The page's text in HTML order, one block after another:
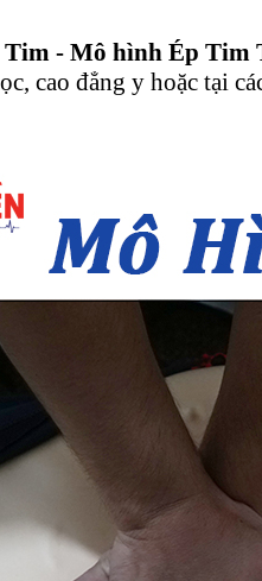
- Mô hình Ép Tim
cao đẳng y hoặc tại